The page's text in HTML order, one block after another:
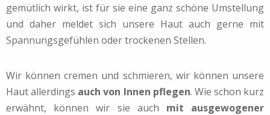
gemütlich wirkt, ist für sie eine ganz schöne Umstellung
und daher meldet sich unsere Haut auch gerne mit
Spannungsgefühlen oder trockenen Stellen.
Wir können cremen und schmieren, wir können unsere
Haut allerdings auch von Innen pflegen. Wie schon kurz
erwähnt, können wir sie auch mit ausgewogener